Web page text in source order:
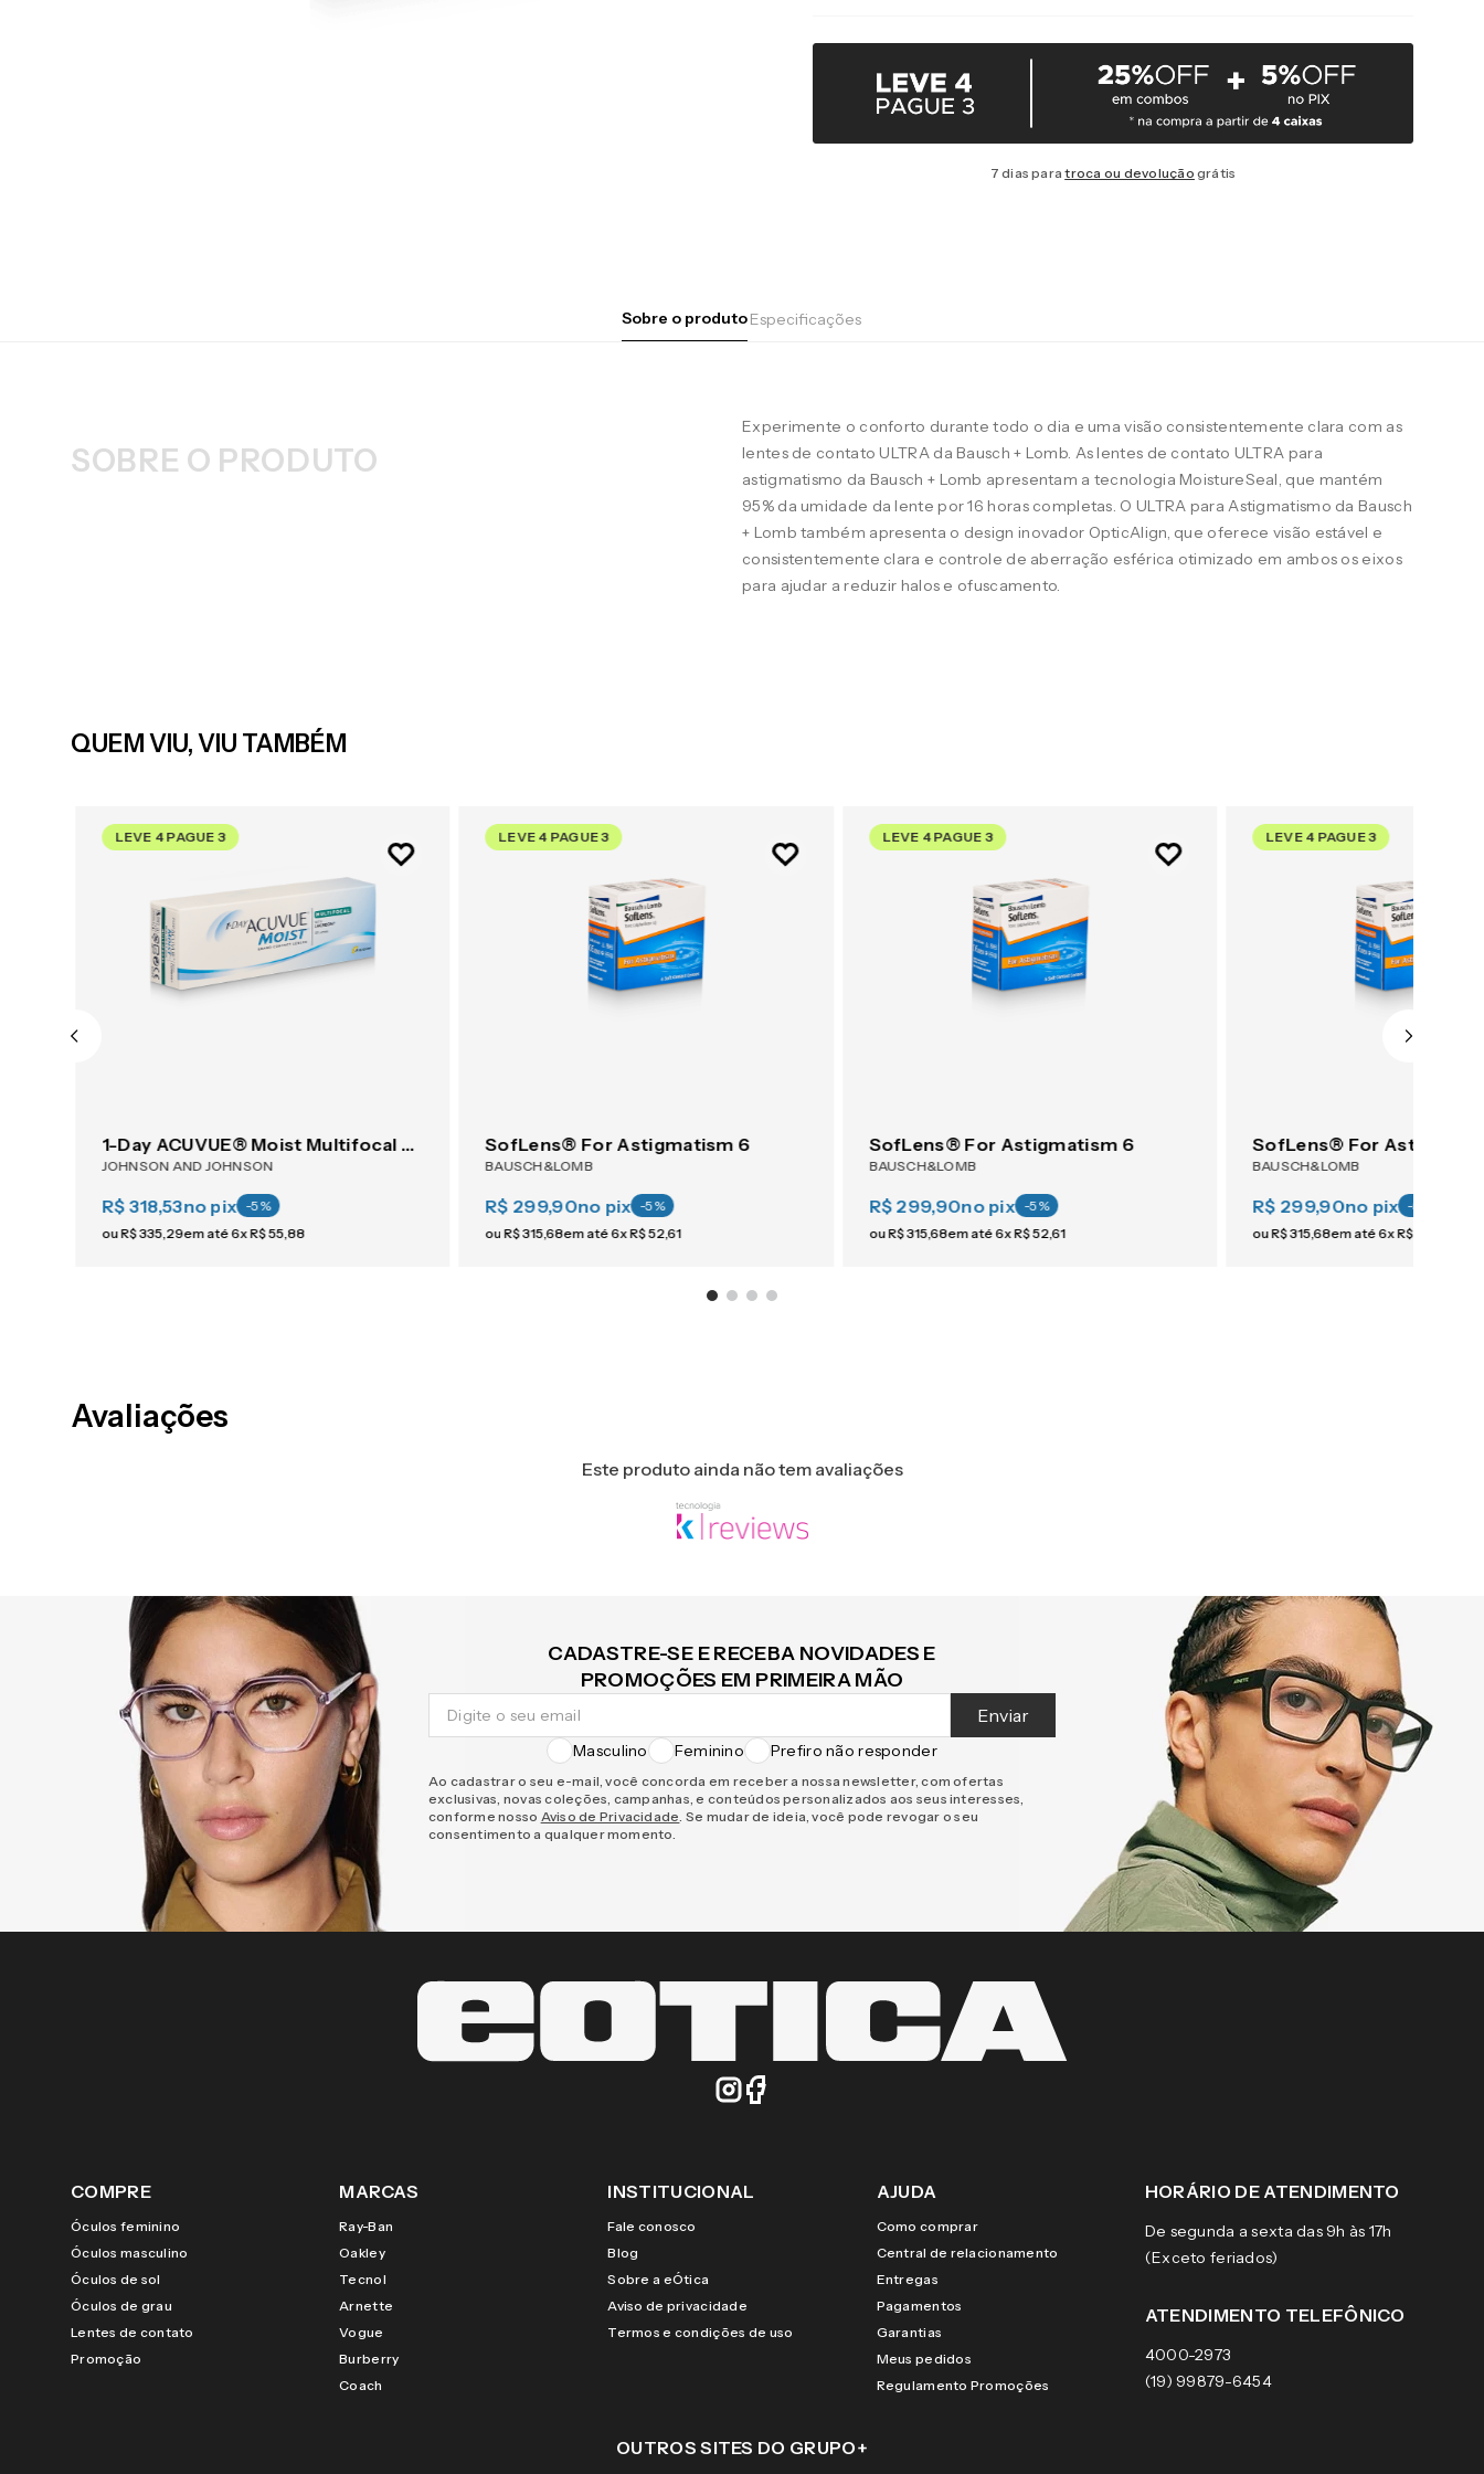
7 dias paratroca ou devolução grátis
Sobre o produtoEspecificações
SOBRE O PRODUTO
Experimente o conforto durante todo o dia e uma visão consistentemente clara com as
lentes de contato ULTRA da Bausch + Lomb. As lentes de contato ULTRA para
astigmatismo da Bausch + Lomb apresentam a tecnologia MoistureSeal, que mantém
95% da umidade da lente por 16 horas completas. O ULTRA para Astigmatismo da Bausch
+ Lomb também apresenta o design inovador OpticAlign, que oferece visão estável e
consistentemente clara e controle de aberração esférica otimizado em ambos os eixos
para ajudar a reduzir halos e ofuscamento.
QUEM VIU, VIU TAMBÉM
LEVE 4 PAGUE 3
1-Day ACUVUE® Moist Multifocal 30
JOHNSON AND JOHNSON
R$ 318,53no pix -5%
ouR$335, 29em até6xR$55, 88
LEVE 4 PAGUE 3
SofLens® For Astigmatism 6
BAUSCH&LOMB
R$ 299,90no pix -5%
ouR$315,68em até6xR$52,61
LEVE 4 PAGUE 3
SofLens® For Astigmatism 6
BAUSCH&LOMB
R$ 299,90no pix -5%
ouR$315,68em até6xR$52,61
LEVE 4 PAGUE 3
SofLens® For
BAUSCH&LOMB
R$ 299,90no pix -5
ouR$315,68em até6xR$
Avaliações
Este produto ainda não tem avaliações
CADASTRE-SE E RECEBA NOVIDADES E
PROMOÇÕES EM PRIMEIRA MÃO
Enviar
Masculino Feminino Prefiro não responder
Ao cadastrar o seu e-mail, você concorda em receber a nossa newsletter, com ofertas
exclusivas, novas coleções, campanhas, e conteúdos personalizados aos seus interesses,
conforme nosso Aviso de Privacidade. Se mudar de ideia, você pode revogar o seu
consentimento a qualquer momento.
COMPRE
Óculos feminino
Óculos masculino
Óculos de sol
Óculos de grau
Lentes de contato
Promoção
MARCAS
Ray-Ban
Oakley
Tecnol
Arnette
Vogue
Burberry
Coach
INSTITUCIONAL
Fale conosco
Blog
Sobre a eÓtica
Aviso de privacidade
Termos e condições de uso
AJUDA
Como comprar
Central de relacionamento
Entregas
Pagamentos
Garantias
Meus pedidos
Regulamento Promoções
HORÁRIO DE ATENDIMENTO
De segunda a sexta das 9h às 17h
(Exceto feriados)
ATENDIMENTO TELEFÔNICO
4000-2973
(19) 99879-6454
OUTROS SITES DO GRUPO+